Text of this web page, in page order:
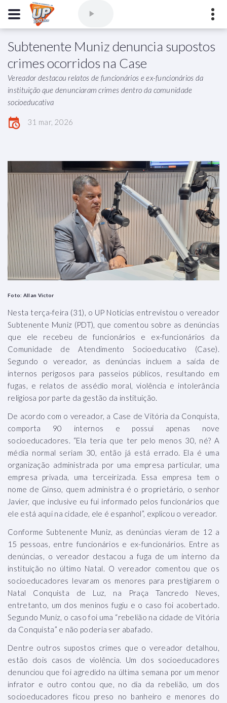
Comercial(77) 3421-3710,
Ouvintes
marioborim@radioupconquista.com.br
Subtenente Muniz denuncia supostos
crimes ocorridos na Case
Vereador destacou relatos de funcionários e ex-funcionários da
instituição que denunciaram crimes dentro da comunidade
socioeducativa
31 mar, 2026
Foto: Allan Victor
Nesta terça-feira (31), o UP Notícias entrevistou o vereador
Subtenente Muniz (PDT), que comentou sobre as denúncias
que ele recebeu de funcionários e ex-funcionários da
Comunidade de Atendimento Socioeducativo (Case).
Segundo o vereador, as denúncias incluem a saída de
internos perigosos para passeios públicos, resultando em
fugas, e relatos de assédio moral, violência e intolerância
religiosa por parte da gestão da instituição.
De acordo com o vereador, a Case de Vitória da Conquista,
comporta 90 internos e possui apenas nove
socioeducadores. “Ela teria que ter pelo menos 30, né? A
média normal seriam 30, então já está errado. Ela é uma
organização administrada por uma empresa particular, uma
empresa privada, uma terceirizada. Essa empresa tem o
nome de Ginso, quem administra é o proprietário, o senhor
Javier, que inclusive eu fui informado pelos funcionários que
ele está aqui na cidade, ele é espanhol”, explicou o vereador.
Conforme Subtenente Muniz, as denúncias vieram de 12 a
15 pessoas, entre funcionários e ex-funcionários. Entre as
denúncias, o vereador destacou a fuga de um interno da
instituição no último Natal. O vereador comentou que os
socioeducadores levaram os menores para prestigiarem o
Natal Conquista de Luz, na Praça Tancredo Neves,
entretanto, um dos meninos fugiu e o caso foi acobertado.
Segundo Muniz, o caso foi uma “rebelião na cidade de Vitória
da Conquista” e não poderia ser abafado.
Dentre outros supostos crimes que o vereador detalhou,
estão dois casos de violência. Um dos socioeducadores
denunciou que foi agredido na última semana por um menor
infrator e outro contou que, no dia da rebelião, um dos
socioeducadores ficou preso no banheiro e menores do